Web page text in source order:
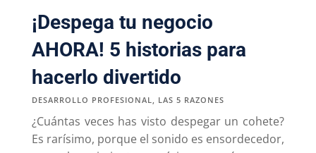
¡Despega tu negocio
AHORA! 5 historias para
hacerlo divertido
DESARROLLO PROFESIONAL LAS 5 RAZONES
¿Cuántas veces has visto despegar un cohete?
Es rarísimo, porque el sonido es ensordecedor,